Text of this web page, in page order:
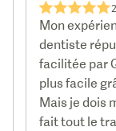
★★★★★
Mon
dentiste
facilitée par
plus facile
Mais je dois
fait tout le